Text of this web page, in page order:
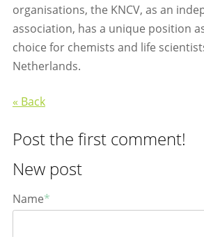
organisations, the KNCV, as an
association, has a unique position
choice for chemists and life
Netherlands.
« Back
Post the first comment!
New post
Name*